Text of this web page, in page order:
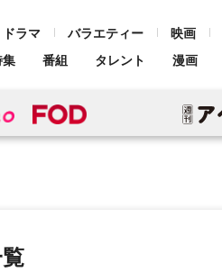
ドラマ バラエティー 映画
番組 タレント 漫画